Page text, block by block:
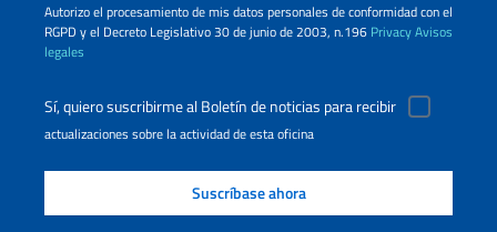
Autorizo ​​el procesamiento de mis datos personales de conformidad con el
RGPD y el Decreto Legislativo 30 de junio de 2003, n.196 PrivacyAvisos
legales
Sí, quiero suscribirme al Boletín de noticias para recibir
actualizaciones sobre la actividad de esta oficina